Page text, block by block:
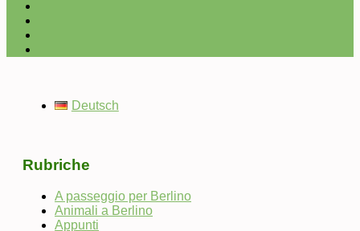
Deutsch
Rubriche
A passeggio per Berlino
Animali a Berlino
Appunti